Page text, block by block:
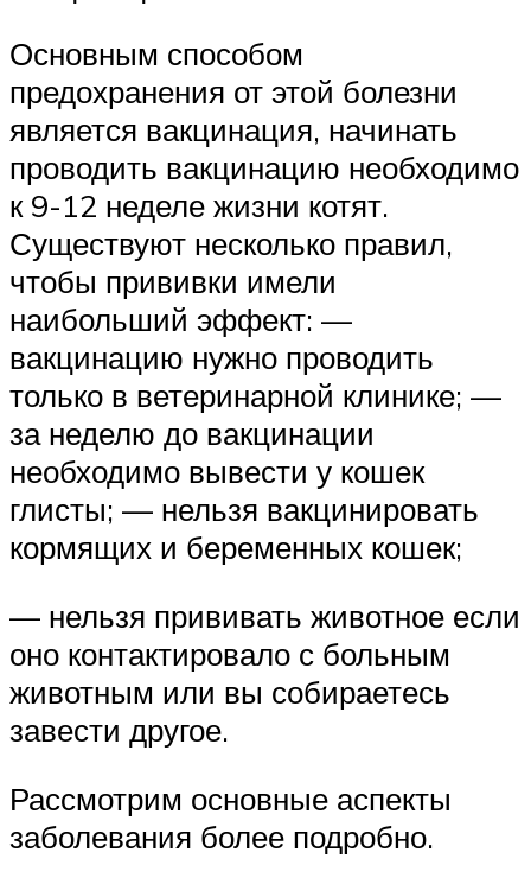
Основным способом
предохранения от этой болезни
является вакцинация, начинать
проводить вакцинацию необходимо
к 9-12 неделе жизни котят.
Существуют несколько правил,
чтобы прививки имели
наибольший эффект: —
вакцинацию нужно проводить
только в ветеринарной клинике; —
за неделю до вакцинации
необходимо вывести у кошек
глисты; — нельзя вакцинировать
кормящих и беременных кошек;
— нельзя прививать животное если
оно контактировало с больным
животным или вы собираетесь
завести другое.
Рассмотрим основные аспекты
заболевания более подробно.